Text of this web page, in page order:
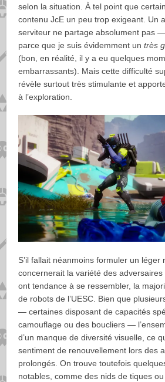
selon la situation. À tel point que
contenu JcE un peu trop exigeant. Un
serviteur ne partage absolument pas
parce que je suis évidemment untrès
(bon, en réalité, il y a eu quelques
embarrassants). Mais cette difficulté
révèle surtout très stimulante et
à l’exploration.
S’il fallait néanmoins formuler un léger
concernerait la variété des adversaires
ont tendance à se ressembler, la
de robots de l’UESC. Bien que
— certaines disposant de capacités
camouflage ou des boucliers —
d’un manque de diversité visuelle, ce
sentiment de renouvellement lors des
prolongés. On trouve toutefois
notables, comme des nids de tiques